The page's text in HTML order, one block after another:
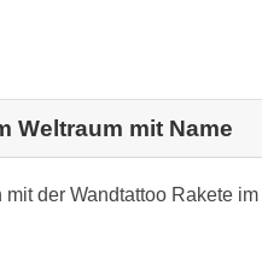
Weltraum mit Name
der Wandtattoo Rakete